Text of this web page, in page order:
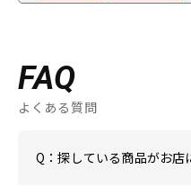
FAQ
よくある質問
Q：探している商品がお店